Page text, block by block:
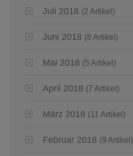
Juli 2018 (2 Artikel)
Juni 2018 (8 Artikel)
Mai 2018 (5 Artikel)
April 2018 (7 Artikel)
März 2018 (11 Artikel)
Februar 2018 (9 Artikel)